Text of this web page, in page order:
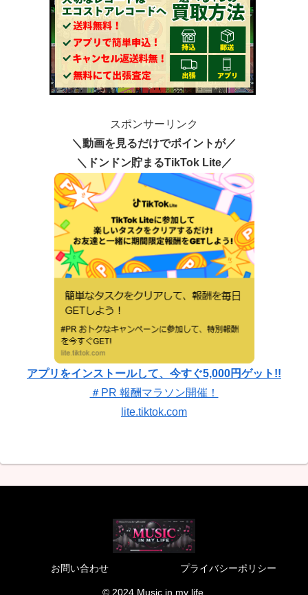
スポンサーリンク
＼動画を見るだけでポイントが／
＼ドンドン貯まるTikTok Lite／
アプリをインストールして、今すぐ5,000円ゲット!!
＃PR 報酬マラソン開催！
lite.tiktok.com
お問い合わせ プライバシーポリシー
© 2024 Music in my life.